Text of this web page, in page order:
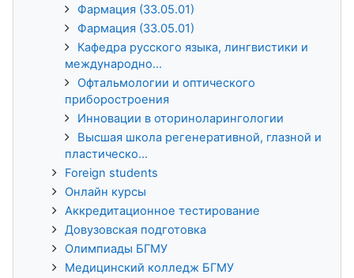
Фармация (33.05.01)
Фармация (33.05.01)
Кафедра русского языка, лингвистики и
международно...
Офтальмологии и оптического
приборостроения
Инновации в оториноларингологии
Высшая школа регенеративной, глазной и
пластическо...
Foreign students
Онлайн курсы
Аккредитационное тестирование
Довузовская подготовка
Олимпиады БГМУ
Медицинский колледж БГМУ